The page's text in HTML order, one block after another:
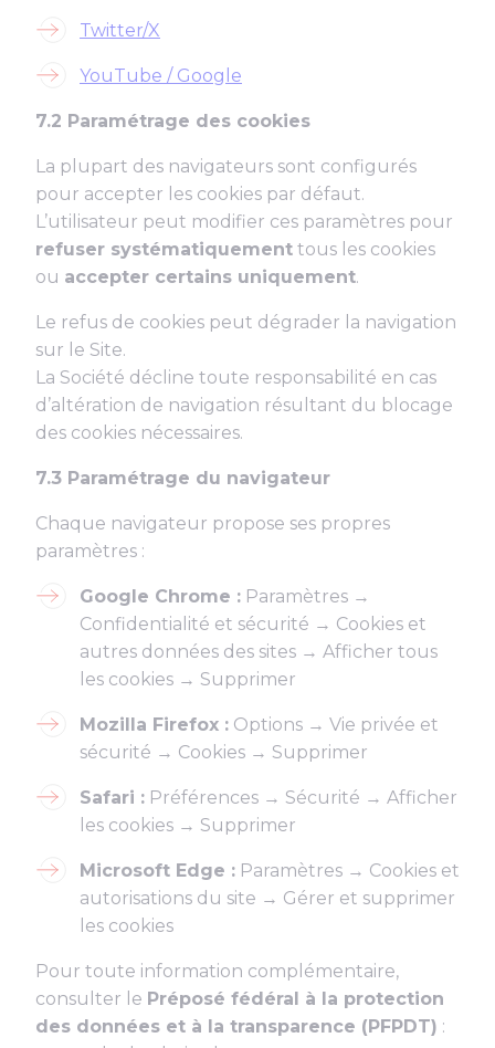
Twitter/X
YouTube / Google
7.2 Paramétrage des cookies
La plupart des navigateurs sont configurés
pour accepter les cookies par défaut.
L’utilisateur peut modifier ces paramètres pour
refuser systématiquement tous les cookies
ou accepter certains uniquement.
Le refus de cookies peut dégrader la navigation
sur le Site.
La Société décline toute responsabilité en cas
d’altération de navigation résultant du blocage
des cookies nécessaires.
7.3 Paramétrage du navigateur
Chaque navigateur propose ses propres
paramètres :
Google Chrome : Paramètres →
Confidentialité et sécurité → Cookies et
autres données des sites → Afficher tous
les cookies → Supprimer
Mozilla Firefox : Options → Vie privée et
sécurité → Cookies → Supprimer
Safari : Préférences → Sécurité → Afficher
les cookies → Supprimer
Microsoft Edge : Paramètres → Cookies et
autorisations du site → Gérer et supprimer
les cookies
Pour toute information complémentaire,
consulter le Préposé fédéral à la protection
des données et à la transparence (PFPDT) :